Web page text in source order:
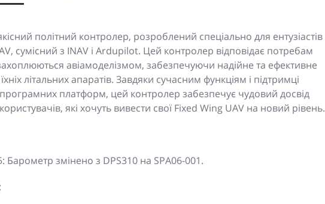
політний контролер, розроблений спеціально для ентузіастів
сумісний з INAV і Ardupilot. Цей контролер відповідає потребам
захоплюються авіамоделізмом, забезпечуючи надійне та ефективне
літальних апаратів. Завдяки сучасним функціям і підтримці
платформ, цей контролер забезпечує чудовий досвід
які хочуть вивести свої Fixed Wing UAV на новий рівень.
Барометр змінено з DPS310 на SPA06-001.